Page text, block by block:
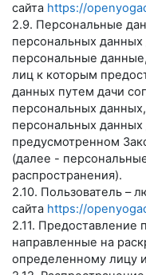
сайта https://
2.9. Персональные
персональных
персональные
лиц к которым
данных путем дачи
персональных
персональных данных
предусмотренном
(далее -
распространения).
2.10. Пользователь –
сайта https://
2.11. Предоставление
направленные на
определенному лицу